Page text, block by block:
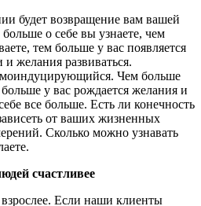
будет возвращение вам вашей
о себе вы узнаете, чем
тем больше у вас появляется
и желания развиваться.
Чем больше
у вас рождается желания и
все больше. Есть ли конечность
от ваших жизненных
Сколько можно узнавать
счастливее
Если наши клиенты